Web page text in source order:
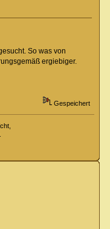
So was von
ergiebiger.
Gespeichert